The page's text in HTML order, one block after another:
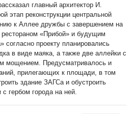
главный архитектор И.
этап реконструкции центральной
к Аллее дружбы с завершением на
«Прибой» и будущим
согласно проекту планировались
в виде маяка, а также две аллейки с
мощением. Предусматривалось и
прилегающих к площади, в том
здание ЗАГСа и обустроить
гербом города на ней.